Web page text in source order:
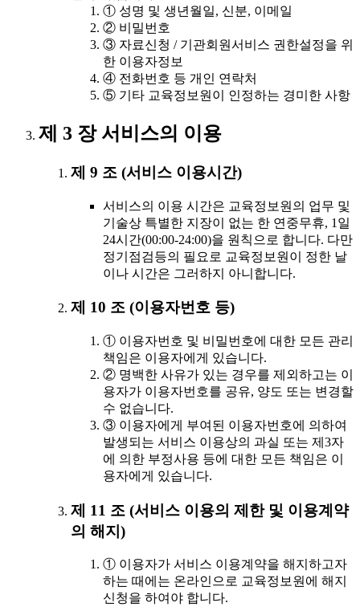
① 성명 및 생년월일, 신분, 이메일
② 비밀번호
③ 자료신청 / 기관회원서비스 권한설정을 위
한 이용자정보
④ 전화번호 등 개인 연락처
⑤ 기타 교육정보원이 인정하는 경미한 사항
제 3 장 서비스의 이용
제 9 조 (서비스 이용시간)
서비스의 이용 시간은 교육정보원의 업무 및
기술상 특별한 지장이 없는 한 연중무휴, 1일
24시간(00:00-24:00)을 원칙으로 합니다. 다만
정기점검등의 필요로 교육정보원이 정한 날
이나 시간은 그러하지 아니합니다.
제 10 조 (이용자번호 등)
① 이용자번호 및 비밀번호에 대한 모든 관리
책임은 이용자에게 있습니다.
② 명백한 사유가 있는 경우를 제외하고는 이
용자가 이용자번호를 공유, 양도 또는 변경할
수 없습니다.
③ 이용자에게 부여된 이용자번호에 의하여
발생되는 서비스 이용상의 과실 또는 제3자
에 의한 부정사용 등에 대한 모든 책임은 이
용자에게 있습니다.
제 11 조 (서비스 이용의 제한 및 이용계약
의 해지)
① 이용자가 서비스 이용계약을 해지하고자
하는 때에는 온라인으로 교육정보원에 해지
신청을 하여야 합니다.